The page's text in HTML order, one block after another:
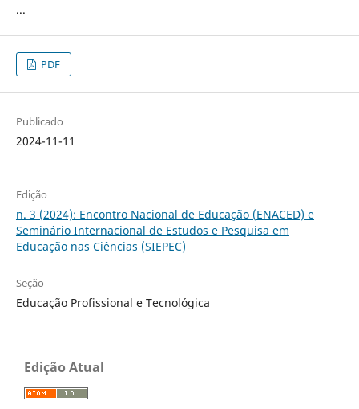
...
PDF
Publicado
2024-11-11
Edição
n. 3 (2024): Encontro Nacional de Educação (ENACED) e
Seminário Internacional de Estudos e Pesquisa em
Educação nas Ciências (SIEPEC)
Seção
Educação Profissional e Tecnológica
Edição Atual